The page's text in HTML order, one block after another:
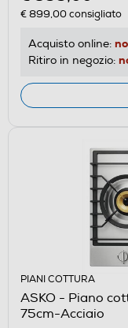
€ 899,00consigliato
Acquisto online:
Ritiro in negozio:
PIANI COTTURA
ASKO - Piano
75cm-Acciaio